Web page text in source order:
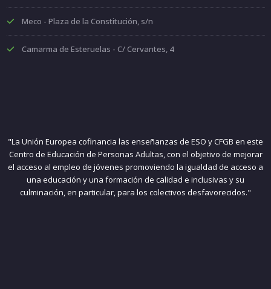
Meco - Plaza de la Constitución, s/n
Camarma de Esteruelas - C/ Cervantes, 4
"La Unión Europea cofinancia las enseñanzas de ESO y CFGB en este
Centro de Educación de Personas Adultas, con el objetivo de mejorar
el acceso al empleo de jóvenes promoviendo la igualdad de acceso a
una educación y una formación de calidad e inclusivas y su
culminación, en particular, para los colectivos desfavorecidos."